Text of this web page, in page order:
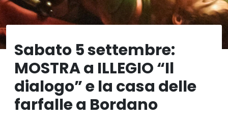
Sabato 5 settembre:
MOSTRA a ILLEGIO “Il
dialogo” e la casa delle
farfalle a Bordano